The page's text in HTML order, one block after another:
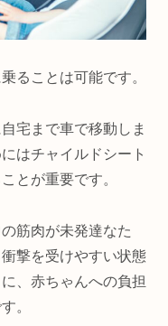
ることは可能です。
宅まで車で移動しま
はチャイルドシート
とが重要です。
筋肉が未発達なた
撃を受けやすい状態
、赤ちゃんへの負担
。